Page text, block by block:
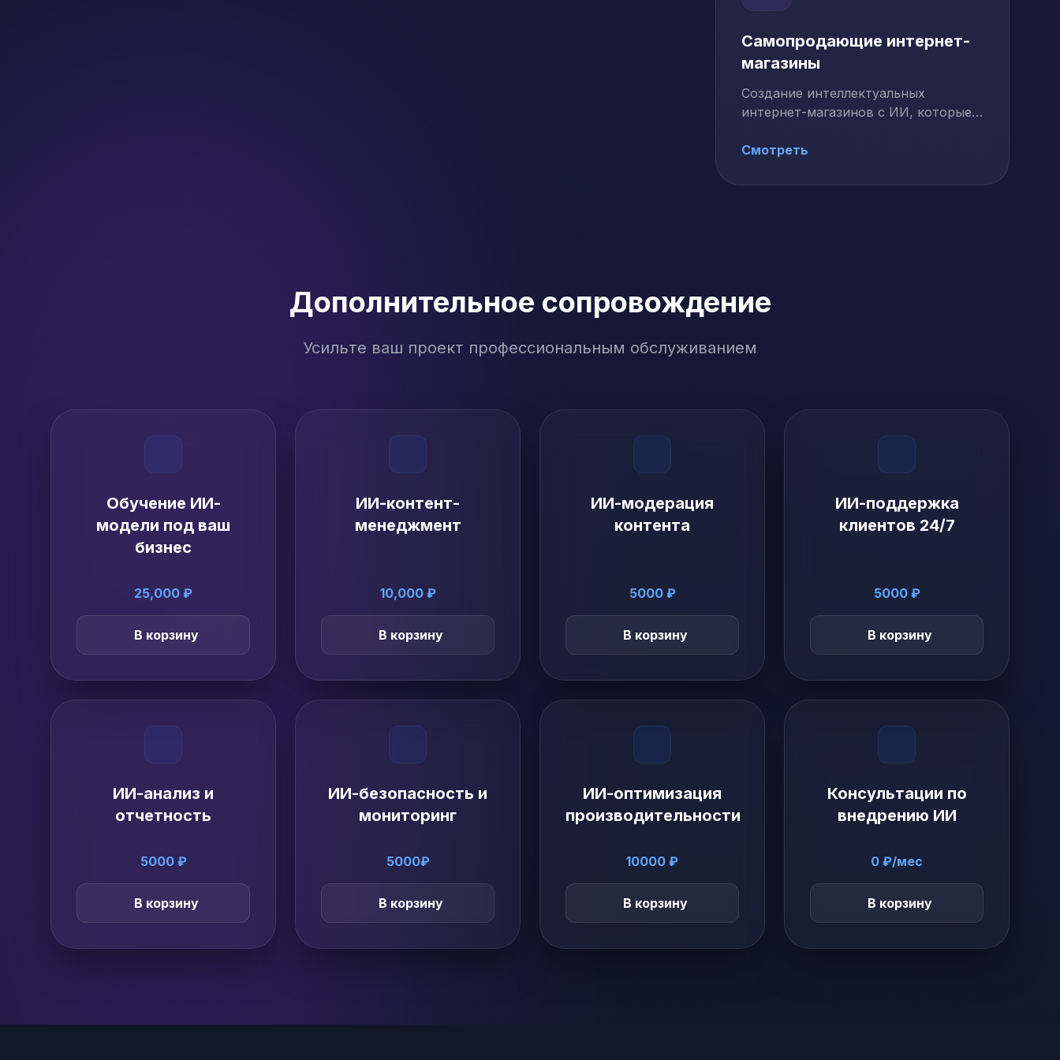
Самопродающие интернет-
магазины
Создание интеллектуальных
интернет-магазинов с ИИ, которые
через …
Смотреть
Дополнительное сопровождение
Усильте ваш проект профессиональным обслуживанием
Обучение ИИ-
модели под ваш
бизнес
25,000 ₽
В корзину
ИИ-контент-
менеджмент
10,000 ₽
В корзину
ИИ-модерация
контента
5000 ₽
В корзину
ИИ-поддержка
клиентов 24/7
5000 ₽
В корзину
ИИ-анализ и
отчетность
5000 ₽
В корзину
ИИ-безопасность и
мониторинг
5000₽
В корзину
ИИ-оптимизация
производительности
10000 ₽
В корзину
Консультации по
внедрению ИИ
0 ₽/мес
В корзину